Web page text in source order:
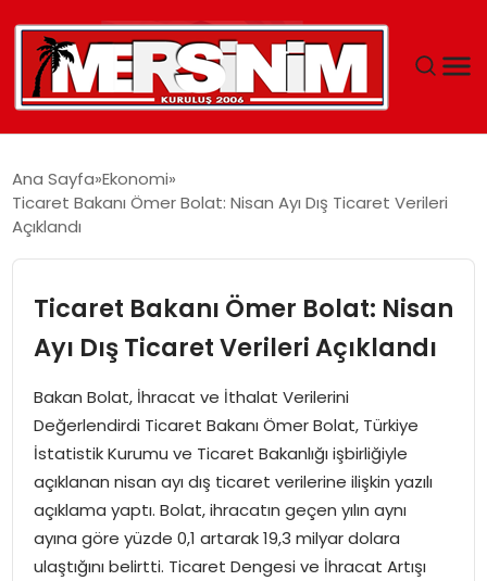
YAŞAM
EĞITIM
SPOR
EKONOMI
MAGAZIN
Ana Sayfa Ekonomi
Ticaret Bakanı Ömer Bolat: Nisan Ayı Dış Ticaret Verileri
Açıklandı
Ticaret Bakanı Ömer Bolat: Nisan
Ayı Dış Ticaret Verileri Açıklandı
Bakan Bolat, İhracat ve İthalat Verilerini
Değerlendirdi Ticaret Bakanı Ömer Bolat, Türkiye
İstatistik Kurumu ve Ticaret Bakanlığı işbirliğiyle
açıklanan nisan ayı dış ticaret verilerine ilişkin yazılı
açıklama yaptı. Bolat, ihracatın geçen yılın aynı
ayına göre yüzde 0,1 artarak 19,3 milyar dolara
ulaştığını belirtti. Ticaret Dengesi ve İhracat Artışı